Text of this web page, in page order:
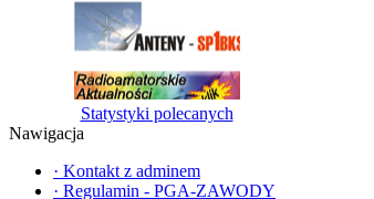
Statystyki polecanych
Nawigacja
· Kontakt z adminem
· Regulamin - PGA-ZAWODY